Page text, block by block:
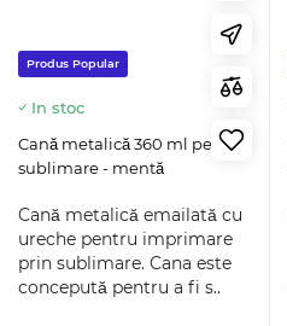
Produs Popular
In stoc
Cană metalică 360 ml pentru
sublimare - mentă
Cană metalică emailată cu
ureche pentru imprimare
prin sublimare. Cana este
concepută pentru a fi s..